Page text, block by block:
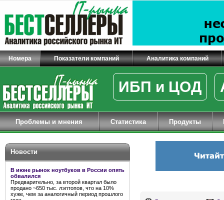
Номера Показатели компаний Аналитика компаний
ИБП и ЦОД
Проблемы и мнения Статистика Продукты
Новости
В июне рынок ноутбуков в России опять
обвалился
Предварительно, за второй квартал было
продано ~650 тыс. лэптопов, что на 10%
хуже, чем за аналогичный период прошлого